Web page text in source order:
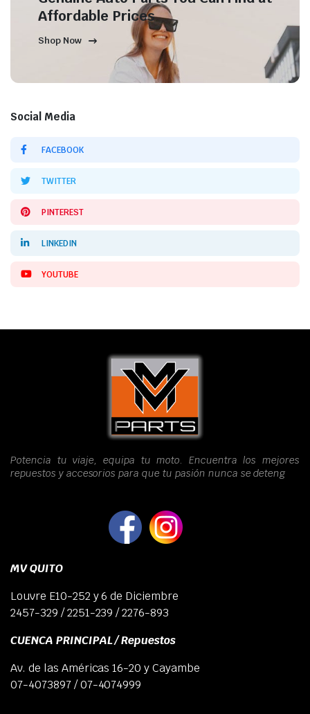
Affordable Prices
Shop Now
Social Media
FACEBOOK
TWITTER
PINTEREST
LINKEDIN
YOUTUBE
Potencia tu viaje, equipa tu moto. Encuentra los mejores
repuestos y accesorios para que tu pasión nunca se deteng
MV QUITO
Louvre E10-252 y 6 de Diciembre
2457-329 / 2251-239 / 2276-893
CUENCA PRINCIPAL / Repuestos
Av. de las Américas 16-20 y Cayambe
07-4073897 / 07-4074999